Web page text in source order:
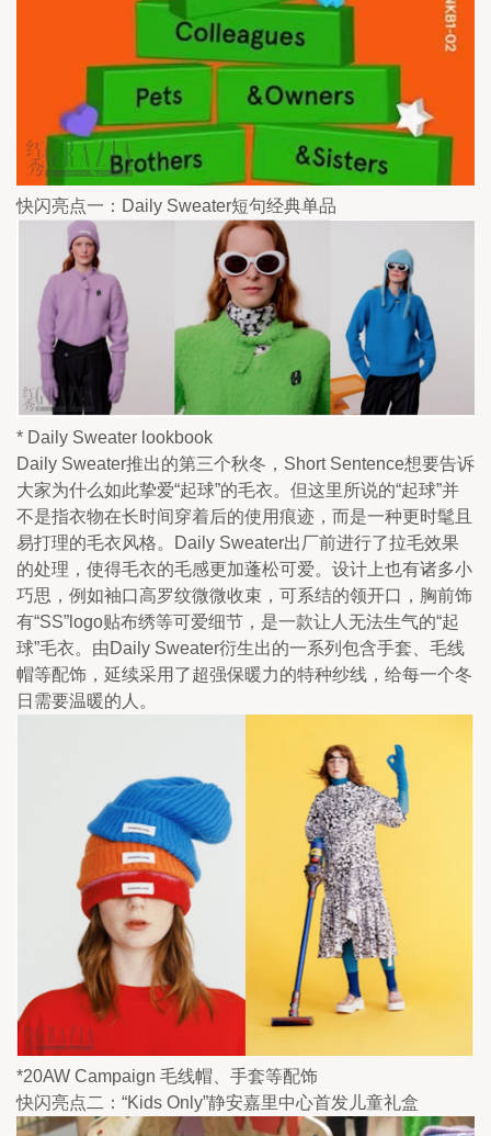
快闪亮点一：Daily Sweater短句经典单品
* Daily Sweater lookbook
Daily Sweater推出的第三个秋冬，Short Sentence想要告诉
大家为什么如此挚爱“起球”的毛衣。但这里所说的“起球”并
不是指衣物在长时间穿着后的使用痕迹，而是一种更时髦且
易打理的毛衣风格。Daily Sweater出厂前进行了拉毛效果
的处理，使得毛衣的毛感更加蓬松可爱。设计上也有诸多小
巧思，例如袖口高罗纹微微收束，可系结的领开口，胸前饰
有“SS”logo贴布绣等可爱细节，是一款让人无法生气的“起
球”毛衣。由Daily Sweater衍生出的一系列包含手套、毛线
帽等配饰，延续采用了超强保暖力的特种纱线，给每一个冬
日需要温暖的人。
*20AW Campaign 毛线帽、手套等配饰
快闪亮点二：“Kids Only”静安嘉里中心首发儿童礼盒